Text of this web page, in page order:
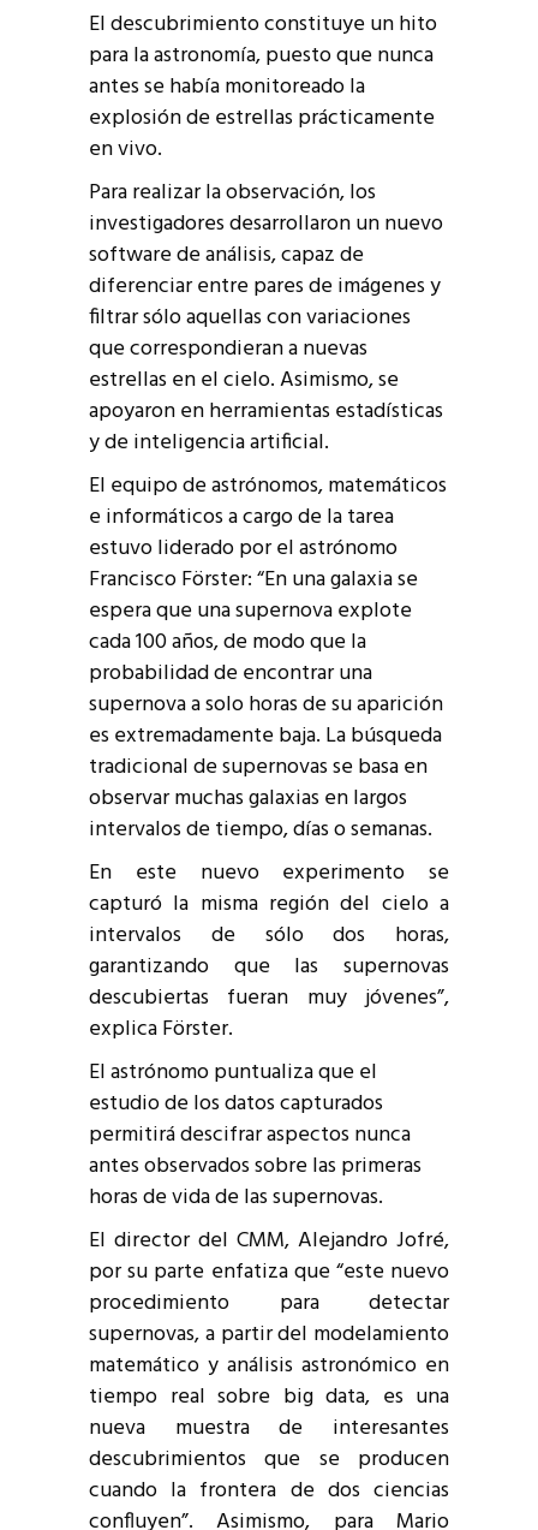
El descubrimiento constituye un hito
para la astronomía, puesto que nunca
antes se había monitoreado la
explosión de estrellas prácticamente
en vivo.
Para realizar la observación, los
investigadores desarrollaron un nuevo
software de análisis, capaz de
diferenciar entre pares de imágenes y
filtrar sólo aquellas con variaciones
que correspondieran a nuevas
estrellas en el cielo. Asimismo, se
apoyaron en herramientas estadísticas
y de inteligencia artificial.
El equipo de astrónomos, matemáticos
e informáticos a cargo de la tarea
estuvo liderado por el astrónomo
Francisco Förster: “En una galaxia se
espera que una supernova explote
cada 100 años, de modo que la
probabilidad de encontrar una
supernova a solo horas de su aparición
es extremadamente baja. La búsqueda
tradicional de supernovas se basa en
observar muchas galaxias en largos
intervalos de tiempo, días o semanas.
En este nuevo experimento se
capturó la misma región del cielo a
intervalos de sólo dos horas,
garantizando que las supernovas
descubiertas fueran muy jóvenes”,
explica Förster.
El astrónomo puntualiza que el
estudio de los datos capturados
permitirá descifrar aspectos nunca
antes observados sobre las primeras
horas de vida de las supernovas.
El director del CMM, Alejandro Jofré,
por su parte enfatiza que “este nuevo
procedimiento para detectar
supernovas, a partir del modelamiento
matemático y análisis astronómico en
tiempo real sobre big data, es una
nueva muestra de interesantes
descubrimientos que se producen
cuando la frontera de dos ciencias
confluyen”. Asimismo, para Mario